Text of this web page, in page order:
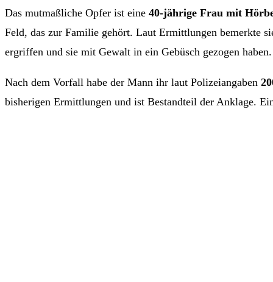
Das mutmaßliche Opfer ist eine 40-jährige Frau mit
Feld, das zur Familie gehört. Laut Ermittlungen bemerkte
ergriffen und sie mit Gewalt in ein Gebüsch gezogen
Nach dem Vorfall habe der Mann ihr laut Polizeiangaben
bisherigen Ermittlungen und ist Bestandteil der Anklage.